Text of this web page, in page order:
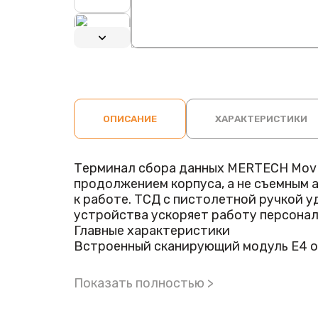
ОПИСАНИЕ ХАРАКТЕРИСТИКИ
Терминал сбора данных MERTECH
продолжением корпуса, а не съемным
к работе. ТСД с пистолетной ручкой
устройства ускоряет работу
Главные характеристики
Встроенный сканирующий модуль E4
штрихкоды с контрастом более 20%.
Показать полностью >